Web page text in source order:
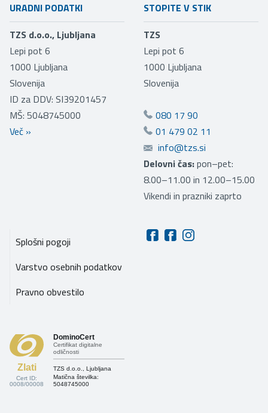
URADNI PODATKI
TZS d.o.o., Ljubljana
Lepi pot 6
1000 Ljubljana
Slovenija
ID za DDV: SI39201457
MŠ: 5048745000
Več »
STOPITE V STIK
TZS
Lepi pot 6
1000 Ljubljana
Slovenija
080 17 90
01 479 02 11
info@tzs.si
Delovni čas:pon–pet:
8.00–11.00 in 12.00–15.00
Vikendi in prazniki zaprto
Splošni pogoji
Varstvo osebnih podatkov
Pravno obvestilo
Zlati
Cert ID:
0008/00008
DominoCert
Certifikat digitalne
odličnosti
TZS d.o.o., Ljubljana
Matična številka:
5048745000